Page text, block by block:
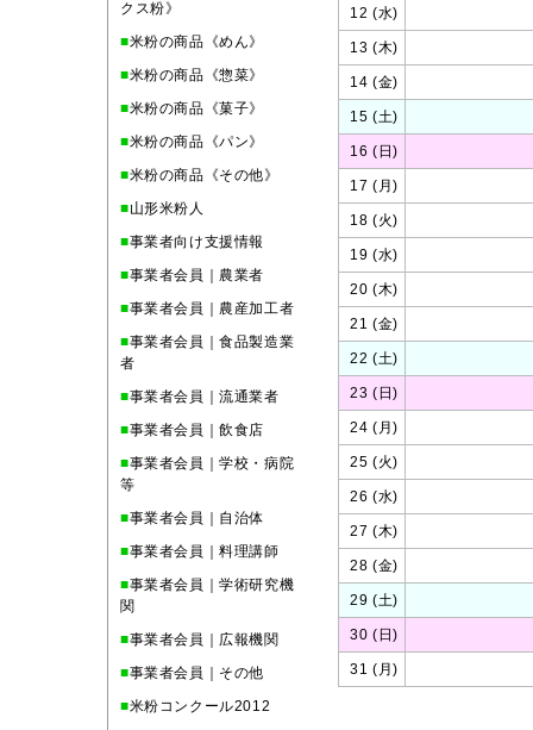
クス粉》
■米粉の商品《めん》
■米粉の商品《惣菜》
■米粉の商品《菓子》
■米粉の商品《パン》
■米粉の商品《その他》
■山形米粉人
■事業者向け支援情報
■事業者会員｜農業者
■事業者会員｜農産加工者
■事業者会員｜食品製造業
者
■事業者会員｜流通業者
■事業者会員｜飲食店
■事業者会員｜学校・病院
等
■事業者会員｜自治体
■事業者会員｜料理講師
■事業者会員｜学術研究機
関
■事業者会員｜広報機関
■事業者会員｜その他
■米粉コンクール2012
12 (水)
13 (木)
14 (金)
15 (土)
16 (日)
17 (月)
18 (火)
19 (水)
20 (木)
21 (金)
22 (土)
23 (日)
24 (月)
25 (火)
26 (水)
27 (木)
28 (金)
29 (土)
30 (日)
31 (月)